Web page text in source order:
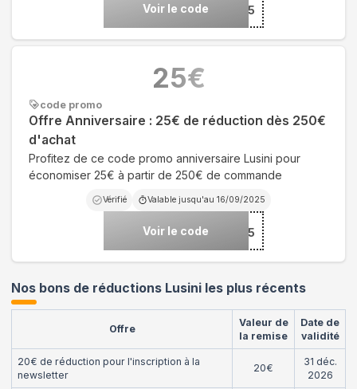
Voir le code***I2FR25
code promo
Offre Anniversaire : 25€ de réduction dès 250€
d'achat
Profitez de ce code promo anniversaire Lusini pour
économiser 25€ à partir de 250€ de commande
Vérifié Valable jusqu'au 16/09/2025
Voir le code***I1FR25
25€
Nos bons de réductions Lusini les plus récents
Offre
Valeur de
la remise
Date de
validité
20€ de réduction pour l'inscription à la
newsletter
20€
31 déc.
2026